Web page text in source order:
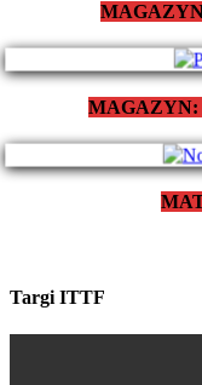
MAGAZYN:
Targi ITTF